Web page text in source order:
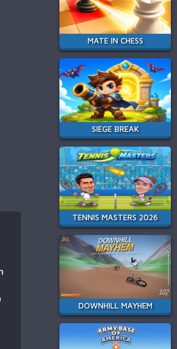
MATE IN CHESS
SIEGE BREAK
TENNIS MASTERS 2026
DOWNHILL MAYHEM